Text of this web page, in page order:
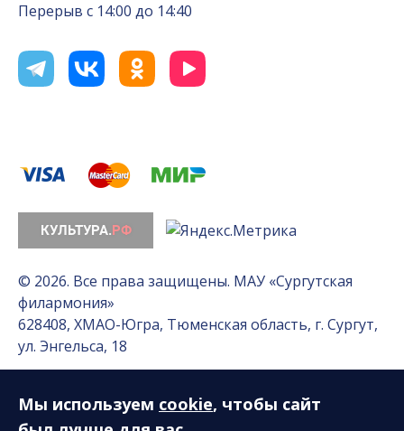
Перерыв с 14:00 до 14:40
© 2026. Все права защищены. МАУ «Сургутская
филармония»
628408, ХМАО-Югра, Тюменская область, г. Сургут,
ул. Энгельса, 18
Разработка сайта — Интернет-лаборатория
«Делиссимо»
Мы используем cookie, чтобы сайт